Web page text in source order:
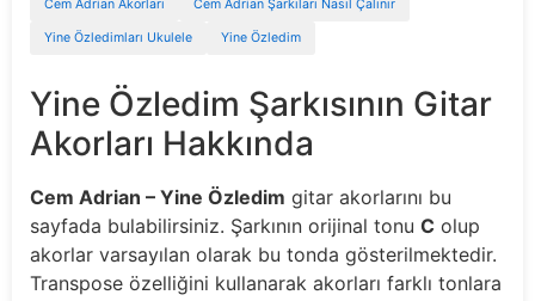
Cem Adrian Akorları Cem Adrian Şarkıları Nasıl Çalınır
Yine Özledimları Ukulele Yine Özledim
Yine Özledim Şarkısının Gitar
Akorları Hakkında
Cem Adrian – Yine Özledim gitar akorlarını bu
sayfada bulabilirsiniz. Şarkının orijinal tonu C olup
akorlar varsayılan olarak bu tonda gösterilmektedir.
Transpose özelliğini kullanarak akorları farklı tonlara